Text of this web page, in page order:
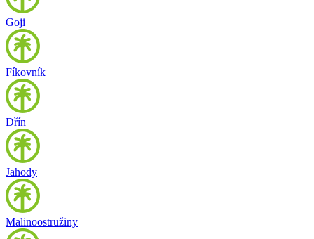
Goji
Fíkovník
Dřín
Jahody
Malinoostružiny